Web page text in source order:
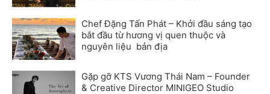
Chef Đặng Tấn Phát – Khởi đầu sáng tạo
bắt đầu từ hương vị quen thuộc và
nguyên liệu bản địa
Gặp gỡ KTS Vương Thái Nam – Founder
& Creative Director MINIGEO Studio